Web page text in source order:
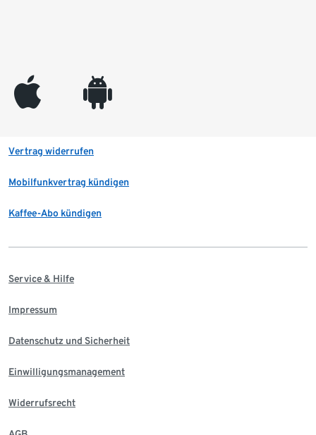
appleinc android
Vertrag widerrufen
Mobilfunkvertrag kündigen
Kaffee-Abo kündigen
Service & Hilfe
Impressum
Datenschutz und Sicherheit
Einwilligungsmanagement
Widerrufsrecht